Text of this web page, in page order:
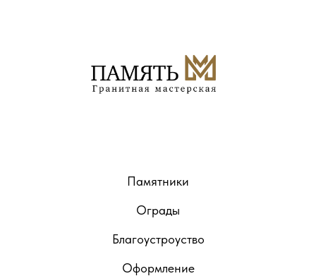
Памятники
Ограды
Благоустроуство
Оформление